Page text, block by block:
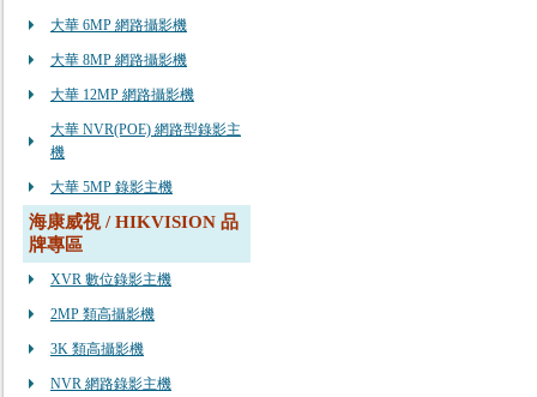
大華 6MP 網路攝影機
大華 8MP 網路攝影機
大華 12MP 網路攝影機
大華 NVR(POE) 網路型錄影主
機
大華 5MP 錄影主機
海康威視 / HIKVISION 品
牌專區
XVR 數位錄影主機
2MP 類高攝影機
3K 類高攝影機
NVR 網路錄影主機